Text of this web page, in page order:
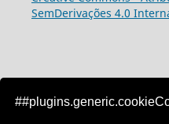
SemDerivações 4.0